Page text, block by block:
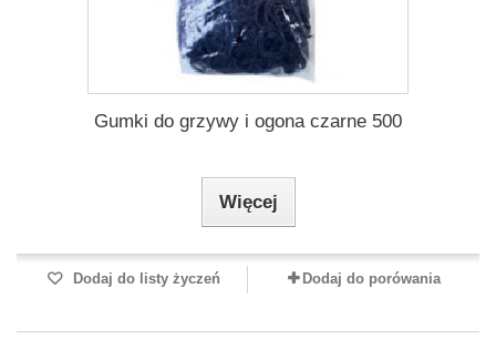
Gumki do grzywy i ogona czarne 500
Więcej
Dodaj do listy życzeń Dodaj do porówania